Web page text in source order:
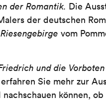
der Romantik. Die
der deutschen
vom
und die
erfahren Sie mehr zur
nachschauen können,